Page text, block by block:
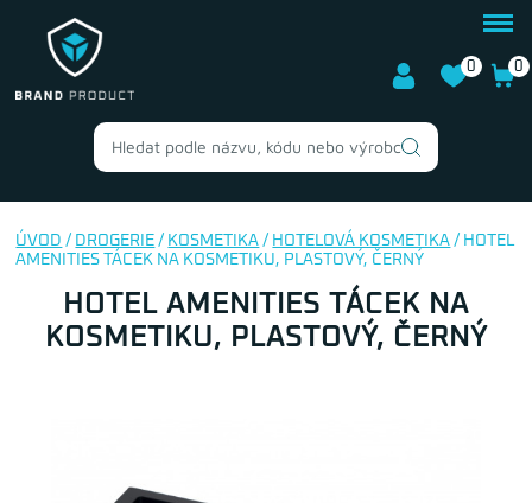
0 0
ÚVOD / DROGERIE / KOSMETIKA / HOTELOVÁ KOSMETIKA / HOTEL
AMENITIES TÁCEK NA KOSMETIKU, PLASTOVÝ, ČERNÝ
HOTEL AMENITIES TÁCEK NA
KOSMETIKU, PLASTOVÝ, ČERNÝ